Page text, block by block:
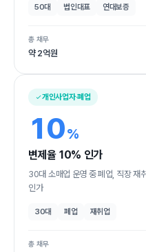
50대 법인대표 연대보증
총 채무
약 2억원
개인사업자·폐업
10%
변제율 10% 인가
30대 소매업 운영 중 폐업, 직장 재
인가
30대 폐업 재취업
총 채무